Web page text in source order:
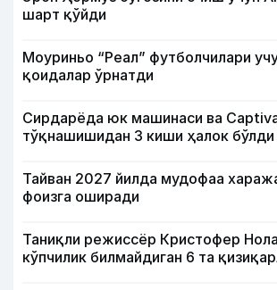
шарт қўйди
Моуриньо “Реал” футболчилари
қоидалар ўрнатди
Сирдарёда юк машинаси ва
тўқнашишидан 3 киши ҳалок бўлди
Тайван 2027 йилда мудофаа
фоизга оширади
Таниқли режиссёр Кристофер
кўпчилик билмайдиган 6 та